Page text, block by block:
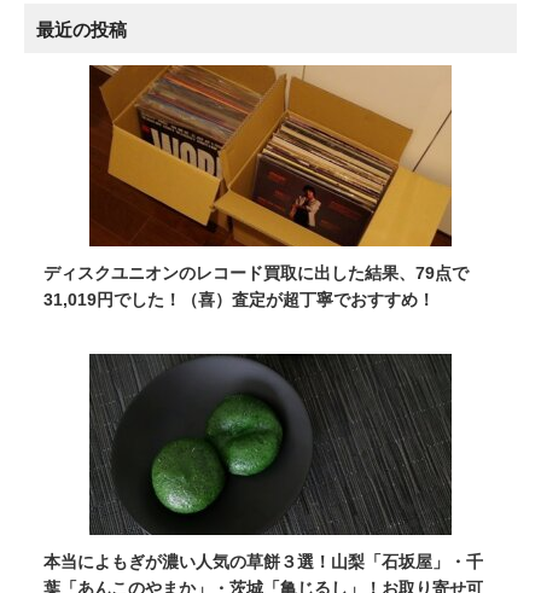
最近の投稿
ディスクユニオンのレコード買取に出した結果、79点で
31,019円でした！（喜）査定が超丁寧でおすすめ！
本当によもぎが濃い人気の草餅３選！山梨「石坂屋」・千
葉「あんこのやまか」・茨城「亀じるし」！お取り寄せ可